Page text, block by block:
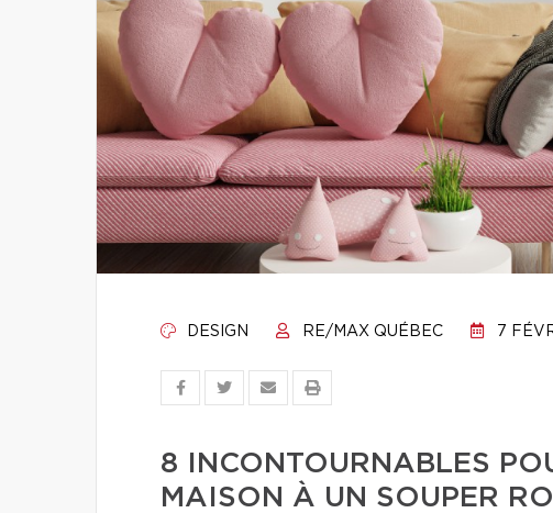
DESIGN RE/MAX QUÉBEC 7
8 INCONTOURNABLES
MAISON À UN SOUPER